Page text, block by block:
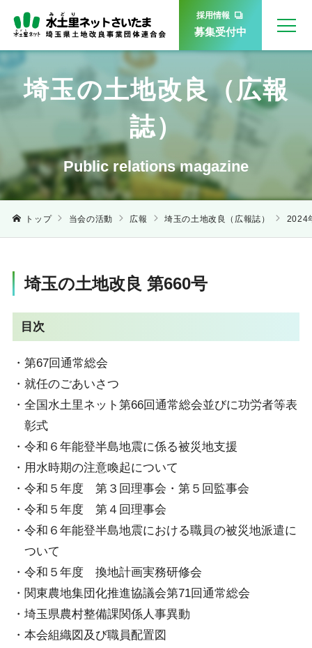
採用情報
募集受付中
埼玉の土地改良（広報
誌）
Public relations magazine
トップ 当会の活動 広報 埼玉の土地改良（広報誌） 2024
埼玉の土地改良 第660号
目次
第67回通常総会
就任のごあいさつ
全国水土里ネット第66回通常総会並びに功労者等表
彰式
令和６年能登半島地震に係る被災地支援
用水時期の注意喚起について
令和５年度 第３回理事会・第５回監事会
令和５年度 第４回理事会
令和６年能登半島地震における職員の被災地派遣に
ついて
令和５年度 換地計画実務研修会
関東農地集団化推進協議会第71回通常総会
埼玉県農村整備課関係人事異動
本会組織図及び職員配置図